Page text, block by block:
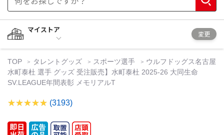
マイストア
変更
TOP タレントグッズ スポーツ選手
ウルフドッグス名古屋
水町泰杜 選手 グッズ 受注販売】水町泰杜 2025-26 大同生命
SV.LEAGUE年間表彰 メモリアルT
(3193)